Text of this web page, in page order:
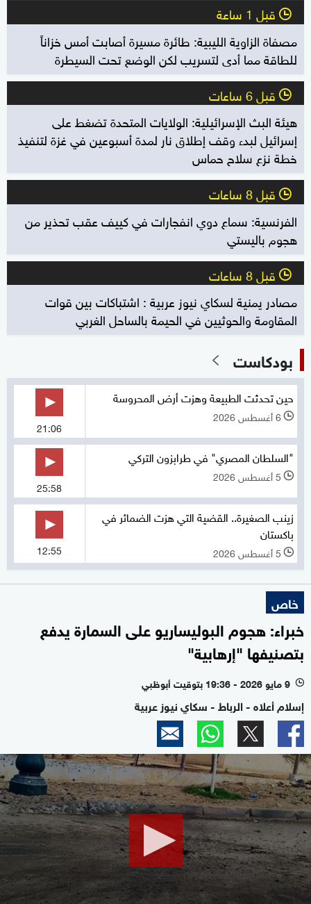
l قبل 1 ساعة
مصفاة الزاوية الليبية: طائرة مسيرة أصابت أمس خزاناً
للطاقة مما أدى لتسريب لكن الوضع تحت السيطرة
l قبل 6 ساعات
هيئة البث الإسرائيلية: الولايات المتحدة تضغط على
إسرائيل لبدء وقف إطلاق نار لمدة أسبوعين في غزة لتنفيذ
خطة نزع سلاح حماس
l قبل 8 ساعات
الفرنسية: سماع دوي انفجارات في كييف عقب تحذير من
هجوم باليستي
l قبل 8 ساعات
مصادر يمنية لسكاي نيوز عربية : اشتباكات بين قوات
المقاومة والحوثيين في الحيمة بالساحل الغربي
بودكاست
حين تحدثت الطبيعة وهزت أرض المحروسة
l 6 أغسطس 2026
21:06
"السلطان المصري" في طرابزون التركي
l 5 أغسطس 2026
25:58
زينب الصغيرة.. القضية التي هزت الضمائر في
باكستان
l 5 أغسطس 2026 12:55
خاص
خبراء: هجوم البوليساريو على السمارة يدفع
بتصنيفها "إرهابية"
l 9 مايو 2026 - 19:36 بتوقيت أبوظبي
إسلام أعلاه - الرباط - سكاي نيوز عربية
0
seconds
of
2
minutes,
seconds